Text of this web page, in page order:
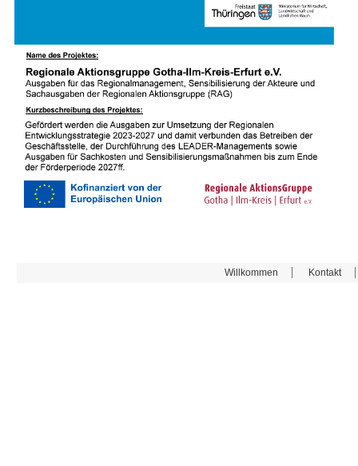
Willkommen Kontakt